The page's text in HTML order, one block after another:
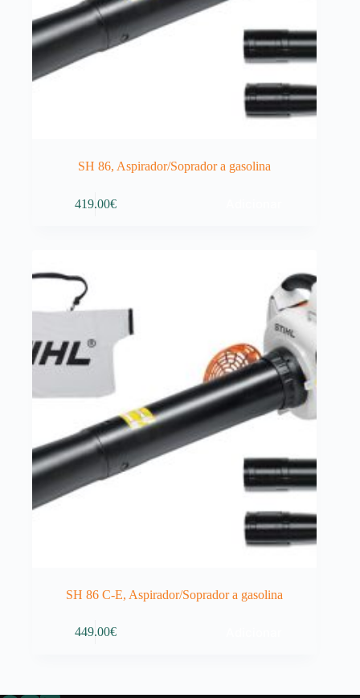
SH 86, Aspirador/Soprador a gasolina
419.00€
SH 86 C-E, Aspirador/Soprador a gasolina
449.00€